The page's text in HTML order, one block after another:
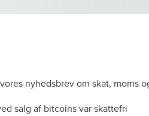
nyhedsbrev om skat, moms
salg af bitcoins var skattefri